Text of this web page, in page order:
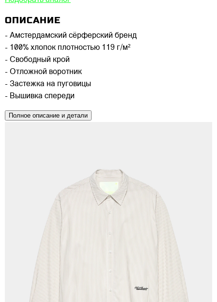
ОПИСАНИЕ
- Амстердамский сёрферский бренд
- 100% хлопок плотностью 119 г/м²
- Свободный крой
- Отложной воротник
- Застежка на пуговицы
- Вышивка спереди
Полное описание и детали